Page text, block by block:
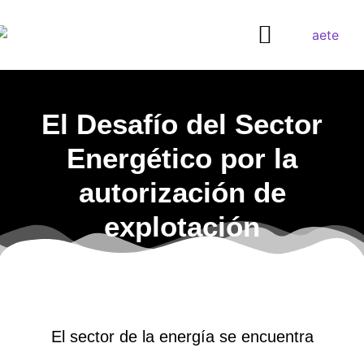
El Desafío del Sector
Energético por la
autorización de
explotación
El sector de la energía se encuentra